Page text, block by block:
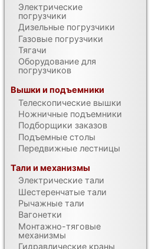
Электрические
погрузчики
Дизельные погрузчики
Газовые погрузчики
Тягачи
Оборудование для
погрузчиков
Вышки и подъемники
Телескопические вышки
Ножничные подъемники
Подборщики заказов
Подъемные столы
Передвижные лестницы
Тали и механизмы
Электрические тали
Шестеренчатые тали
Рычажные тали
Вагонетки
Монтажно-тяговые
механизмы
Гидравлические краны